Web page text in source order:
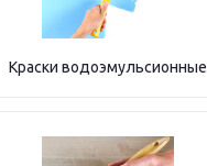
Краски водоэмульсионные